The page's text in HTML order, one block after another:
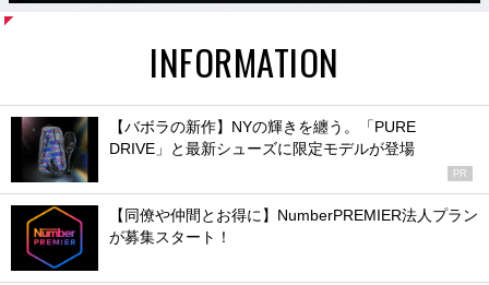
INFORMATION
【バボラの新作】NYの輝きを纏う。「PURE
DRIVE」と最新シューズに限定モデルが登場
PR
【同僚や仲間とお得に】NumberPREMIER法人プラン
が募集スタート！